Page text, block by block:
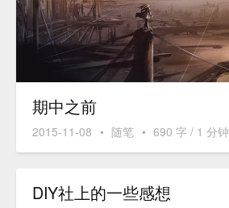
期中之前
2015-11-08 • 随笔 • 690 字 / 1 分钟
DIY社上的一些感想